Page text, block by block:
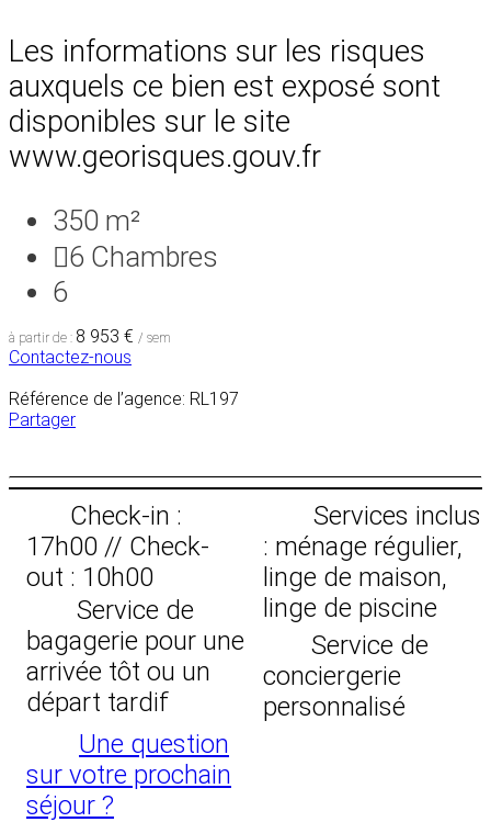
Les informations sur les risques
auxquels ce bien est exposé sont
disponibles sur le site
www.georisques.gouv.fr
350 m²
6 Chambres
6
à partir de : 8 953 € / sem
Contactez-nous
Référence de l’agence: RL197
Partager
Check-in :
17h00 // Check-
out : 10h00
Service de
bagagerie pour une
arrivée tôt ou un
départ tardif
Une question
sur votre prochain
séjour ?
Services inclus
: ménage régulier,
linge de maison,
linge de piscine
Service de
conciergerie
personnalisé